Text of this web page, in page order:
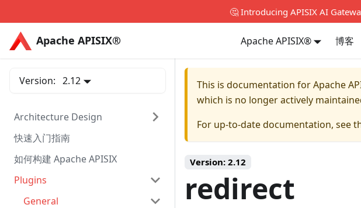
🤔 Introducing APISIX AI
Apache APISIX® Apache APISIX® 博客
Apache APISIX®
Version: 2.12
Architecture Design
快速入门指南
如何构建 Apache APISIX
Plugins
General
This is documentation forApache
which is no longer actively
For up-to-date documentation, see
Version: 2.12
redirect